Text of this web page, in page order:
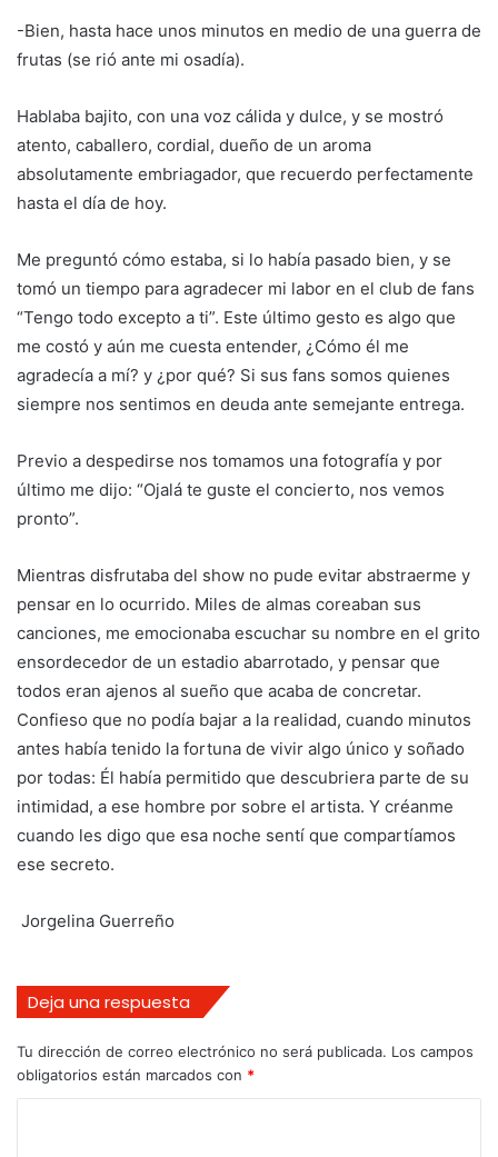
-Bien, hasta hace unos minutos en medio de una guerra de
frutas (se rió ante mi osadía).
Hablaba bajito, con una voz cálida y dulce, y se mostró
atento, caballero, cordial, dueño de un aroma
absolutamente embriagador, que recuerdo perfectamente
hasta el día de hoy.
Me preguntó cómo estaba, si lo había pasado bien, y se
tomó un tiempo para agradecer mi labor en el club de fans
“Tengo todo excepto a ti”. Este último gesto es algo que
me costó y aún me cuesta entender, ¿Cómo él me
agradecía a mí? y ¿por qué? Si sus fans somos quienes
siempre nos sentimos en deuda ante semejante entrega.
Previo a despedirse nos tomamos una fotografía y por
último me dijo: “Ojalá te guste el concierto, nos vemos
pronto”.
Mientras disfrutaba del show no pude evitar abstraerme y
pensar en lo ocurrido. Miles de almas coreaban sus
canciones, me emocionaba escuchar su nombre en el grito
ensordecedor de un estadio abarrotado, y pensar que
todos eran ajenos al sueño que acaba de concretar.
Confieso que no podía bajar a la realidad, cuando minutos
antes había tenido la fortuna de vivir algo único y soñado
por todas: Él había permitido que descubriera parte de su
intimidad, a ese hombre por sobre el artista. Y créanme
cuando les digo que esa noche sentí que compartíamos
ese secreto.
Jorgelina Guerreño
Deja una respuesta
Tu dirección de correo electrónico no será publicada. Los campos
obligatorios están marcados con *